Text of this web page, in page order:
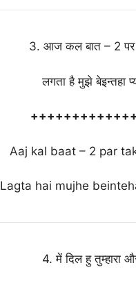
3. आज कल बात – 2 पर
लगता है मुझे बेइन्तहा
Aaj kal baat – 2 par
Lagta hai mujhe
4. में दिल हु तुम्हारा